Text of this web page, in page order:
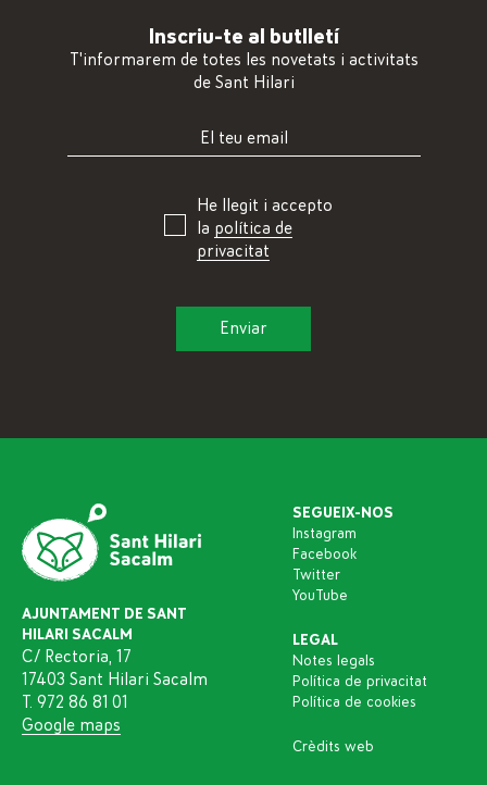
Inscriu-te al butlletí
T'informarem de totes les novetats i activitats
de Sant Hilari
He llegit i accepto
la política de
privacitat
AJUNTAMENT DE SANT
HILARI SACALM
C/ Rectoria, 17
17403 Sant Hilari Sacalm
T. 972 86 81 01
Google maps
SEGUEIX-NOS
Instagram
Facebook
Twitter
YouTube
LEGAL
Notes legals
Política de privacitat
Política de cookies
Crèdits web